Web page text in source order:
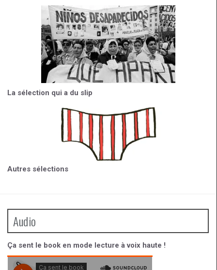
La sélection qui a du slip
Autres sélections
Audio
Ça sent le book en mode lecture à voix haute !